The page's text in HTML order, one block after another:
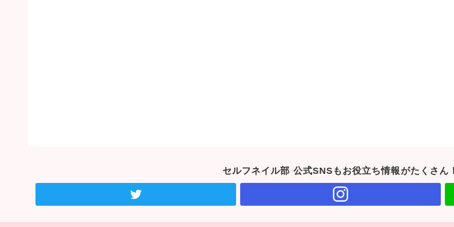
セルフネイル部 公式SNSもお役立ち情報がたくさん